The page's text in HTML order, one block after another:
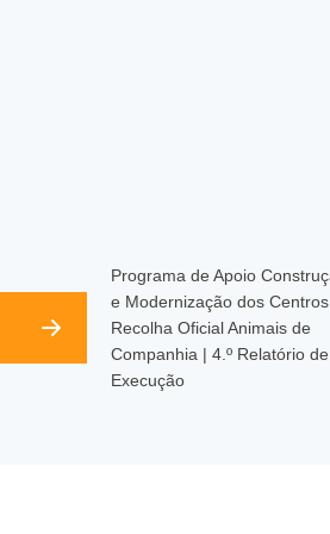
Programa de Apoio
e Modernização dos
Recolha Oficial Animais de
Companhia | 4.º Relatório de
Execução